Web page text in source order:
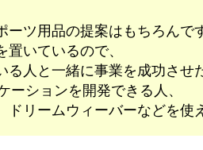
ツ用品の提案はもちろんで
いているので、
る人と一緒に事業を成功させ
ーションを開発できる人、
リームウィーバーなどを使